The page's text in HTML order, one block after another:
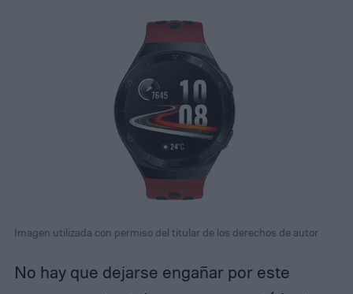
Imagen utilizada con permiso del titular de los derechos de autor
No hay que dejarse engañar por este